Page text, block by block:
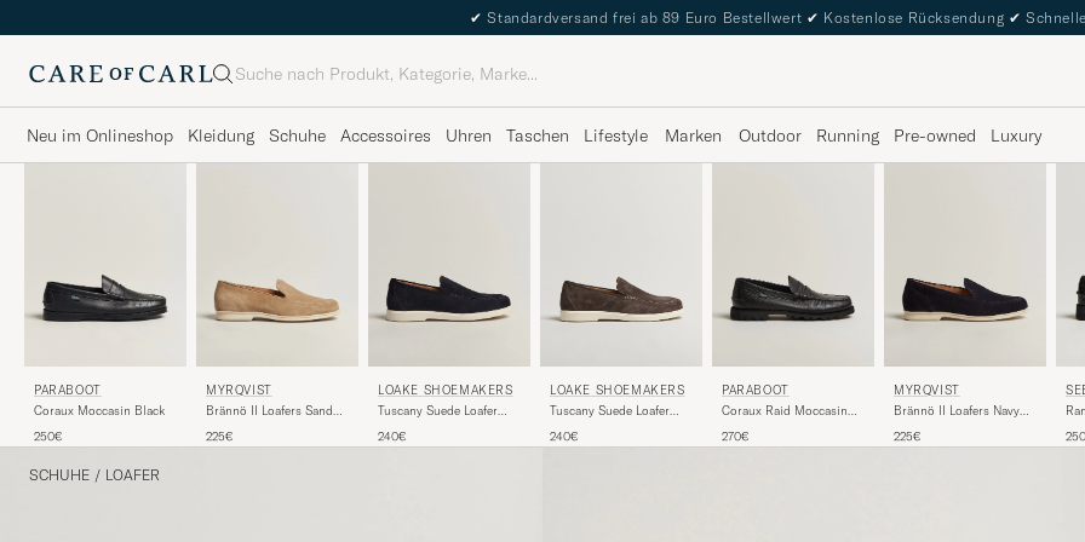
✔ Standardversand frei ab 89 Euro Bestellwert ✔ Kostenlose Rücksendung ✔
Suche
Neu im Onlineshop Kleidung Schuhe Accessoires Uhren Taschen Lifestyle Marken Outdoor Running Pre-owned Luxury
PARABOOT
Coraux Moccasin Black
250€
MYRQVIST
Brännö II Loafers Sand
225€
LOAKE SHOEMAKERS
Tuscany Suede Loafer
240€
LOAKE SHOEMAKERS
Tuscany Suede Loafer
240€
PARABOOT
Coraux Raid Moccasin
270€
MYRQVIST
Brännö II Loafers Navy
225€
SCHUHE / LOAFER